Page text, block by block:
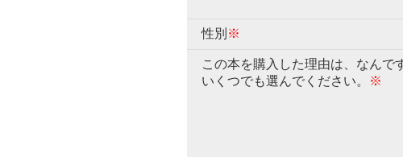
性別 ※
この本を購入した理由は、なんで
いくつでも選んでください。
※